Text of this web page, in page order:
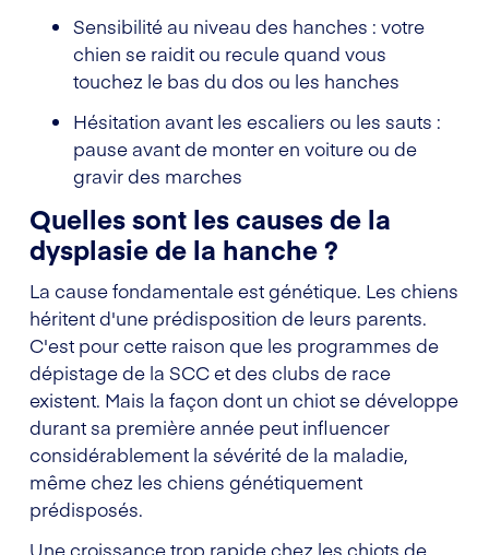
Sensibilité au niveau des hanches : votre
chien se raidit ou recule quand vous
touchez le bas du dos ou les hanches
Hésitation avant les escaliers ou les sauts :
pause avant de monter en voiture ou de
gravir des marches
Quelles sont les causes de la
dysplasie de la hanche ?
La cause fondamentale est génétique. Les chiens
héritent d'une prédisposition de leurs parents.
C'est pour cette raison que les programmes de
dépistage de la SCC et des clubs de race
existent. Mais la façon dont un chiot se développe
durant sa première année peut influencer
considérablement la sévérité de la maladie,
même chez les chiens génétiquement
prédisposés.
Une croissance trop rapide chez les chiots de